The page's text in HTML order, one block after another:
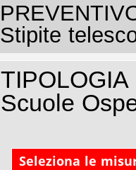
Stipite
Scuole
Seleziona le